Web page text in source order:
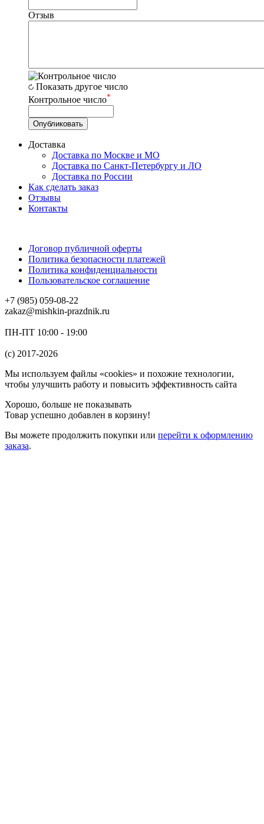
Отзыв
Показать другое число
Контрольное число*
Доставка
Доставка по Москве и МО
Доставка по Санкт-Петербургу и ЛО
Доставка по России
Как сделать заказ
Отзывы
Контакты
Договор публичной оферты
Политика безопасности платежей
Политика конфиденциальности
Пользовательское соглашение
+7 (985) 059-08-22
zakaz@mishkin-prazdnik.ru
ПН-ПТ 10:00 - 19:00
(c) 2017-2026
Мы используем файлы «cookies» и похожие технологии,
чтобы улучшить работу и повысить эффективность сайта
Хорошо, больше не показывать
Товар успешно добавлен в корзину!
Вы можете продолжить покупки или перейти к оформлению
заказа.